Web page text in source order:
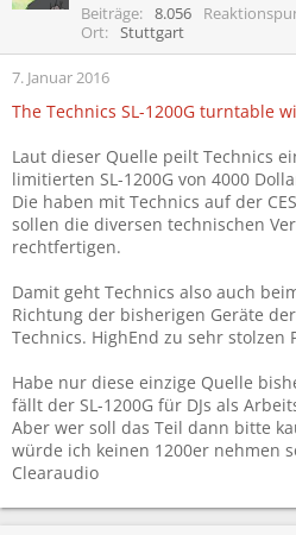
Beiträge 8.056
Ort
Stuttgart
7. Januar 2016
The Technics SL-1200G turntable
Laut dieser Quelle peilt Technics
limitierten SL-1200G von 4000
Die haben mit Technics auf der
sollen die diversen technischen
rechtfertigen.
Damit geht Technics also auch
Richtung der bisherigen Geräte
Technics. HighEnd zu sehr stolzen
Habe nur diese einzige Quelle
fällt der SL-1200G für DJs als
Aber wer soll das Teil dann bitte
würde ich keinen 1200er nehmen
Clearaudio